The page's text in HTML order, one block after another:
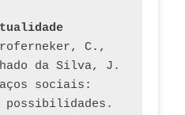
C.,
da Silva, J.
sociais: